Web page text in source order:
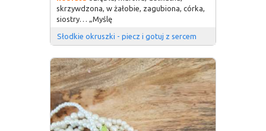
skrzywdzona, w żałobie, zagubiona, córka,
siostry… „Myślę
Słodkie okruszki - piecz i gotuj z sercem